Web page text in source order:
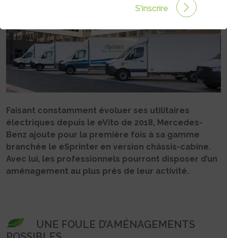
Faisant constamment évoluer ses utilitaires
électriques depuis le eVito de 2018, Mercedes-
Benz ajoute pour la première fois à sa gamme
branchée le eSprinter en version châssis-cabine.
Avec lui, les professionnels pourront disposer d’un
aménagement au plus près de leur activité.
UNE FOULE D’AMÉNAGEMENTS
S'inscrire